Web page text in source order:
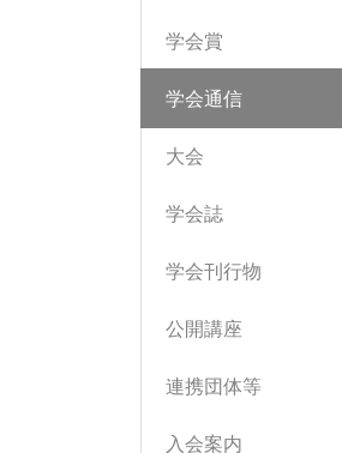
学会賞
学会通信
大会
学会誌
学会刊行物
公開講座
連携団体等
入会案内